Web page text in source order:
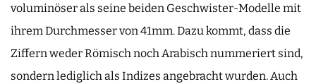
voluminöser als seine beiden Geschwister-Modelle mit
ihrem Durchmesser von 41mm. Dazu kommt, dass die
Ziffern weder Römisch noch Arabisch nummeriert sind,
sondern lediglich als Indizes angebracht wurden. Auch